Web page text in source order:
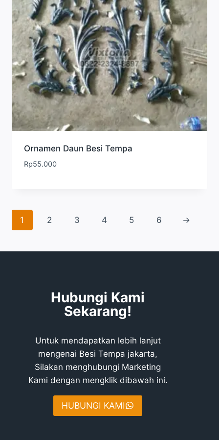
Ornamen Daun Besi Tempa
Rp55.000
1 2 3 4 5 6 →
Hubungi Kami
Sekarang!
Untuk mendapatkan lebih lanjut
mengenai Besi Tempa jakarta,
Silakan menghubungi Marketing
Kami dengan mengklik dibawah ini.
HUBUNGI KAMI